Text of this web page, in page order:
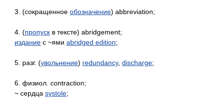
3. (сокращенное обозначение) abbreviation;
4. (пропуск в тексте) abridgement;
издание с ~ями abridged edition;
5. разг. (увольнение) redundancy, discharge;
6. физиол. contraction;
~ сердца systole;